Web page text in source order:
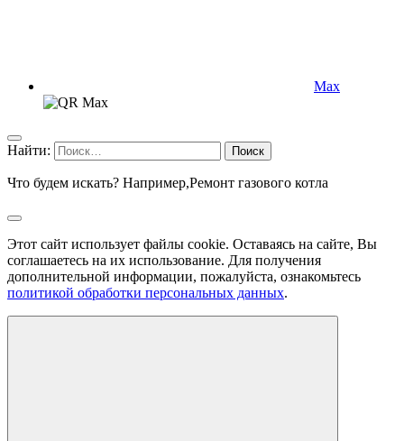
Max
Найти:
Что будем искать? Например,Ремонт газового котла
Этот сайт использует файлы cookie. Оставаясь на сайте, Вы
соглашаетесь на их использование. Для получения
дополнительной информации, пожалуйста, ознакомьтесь
политикой обработки персональных данных.